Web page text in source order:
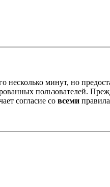
минут, но
пользователей.
согласие со всеми